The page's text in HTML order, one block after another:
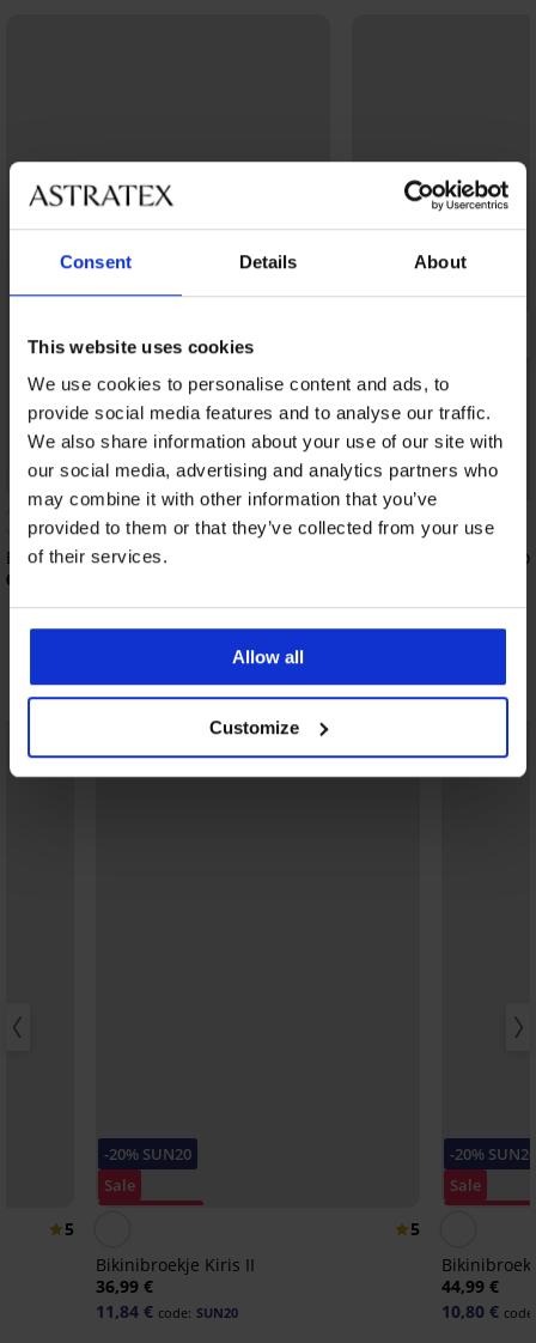
Consent Details About
This website uses cookies
We use cookies to personalise content and ads, to
provide social media features and to analyse our traffic.
We also share information about your use of our site with
our social media, advertising and analytics partners who
may combine it with other information that you’ve
provided to them or that they’ve collected from your use
of their services.
Allow all
Customize
Bestseller
4,9
Bh Push Perfect Bardot voorgevormd
67,99 €
Bh Spacer Flexicup
Ontdek vergelijkbare stukken
5
-20% SUN20
Sale
5
Bikinibroekje Kiris II
36,99 €
11,84 € code: SUN20
-20%
Sale
44,99 €
10,80 €